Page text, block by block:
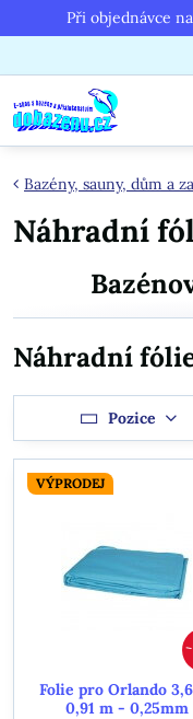
Při objednávce
Bazény, sauny, dům a
Náhradní
Náhradní
Pozice
VÝPRODEJ
Folie pro Orlando
0,91 m - 0,25mm